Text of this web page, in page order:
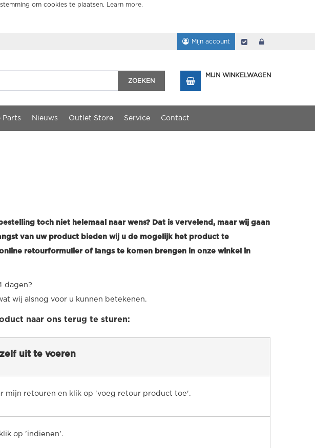
om cookies te plaatsen. Learn more.
Mijn account Afrekenen
ZOEKEN
MIJN WINKELWAGEN
Parts Nieuws Outlet Store Service Contact
toch niet helemaal naar wens? Dat is vervelend, maar wij gaan
van uw product bieden wij u de mogelijk het product te
retourformulier of langs te komen brengen in onze winkel in
dagen?
wij alsnog voor u kunnen betekenen.
naar ons terug te sturen:
uit te voeren
mijn retouren en klik op 'voeg retour product toe'.
op 'indienen'.